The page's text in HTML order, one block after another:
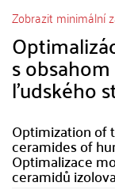
Zobrazit minimální
s
ľudského
Optimization of
ceramides of
Optimalizace
ceramidů